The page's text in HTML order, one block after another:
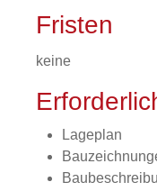
Fristen
keine
Lageplan